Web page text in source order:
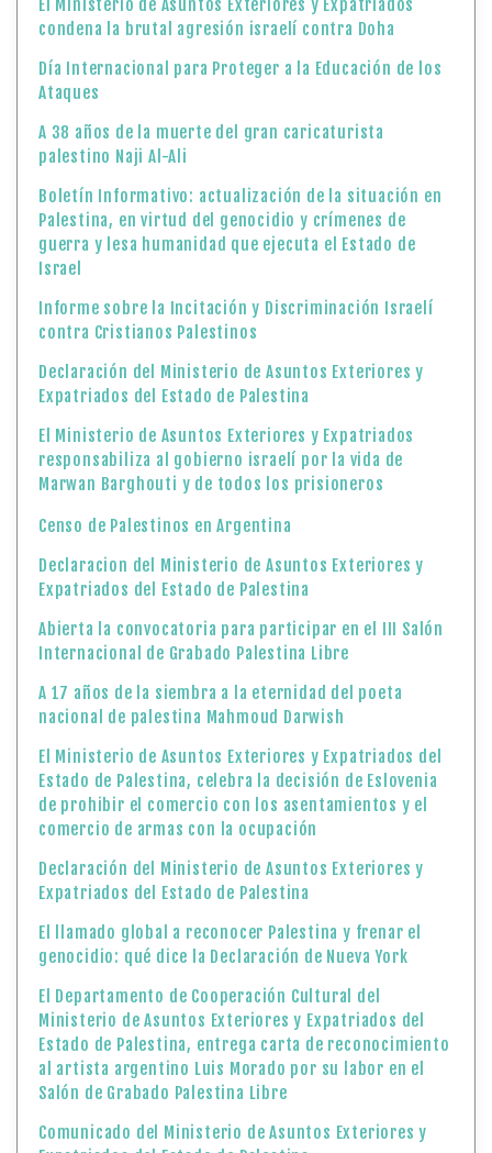
El Ministerio de Asuntos Exteriores y Expatriados
condena la brutal agresión israelí contra Doha
Día Internacional para Proteger a la Educación de los
Ataques
A 38 años de la muerte del gran caricaturista
palestino Naji Al-Ali
Boletín Informativo: actualización de la situación en
Palestina, en virtud del genocidio y crímenes de
guerra y lesa humanidad que ejecuta el Estado de
Israel
Informe sobre la Incitación y Discriminación Israelí
contra Cristianos Palestinos
Declaración del Ministerio de Asuntos Exteriores y
Expatriados del Estado de Palestina
El Ministerio de Asuntos Exteriores y Expatriados
responsabiliza al gobierno israelí por la vida de
Marwan Barghouti y de todos los prisioneros
Censo de Palestinos en Argentina
Declaracion del Ministerio de Asuntos Exteriores y
Expatriados del Estado de Palestina
Abierta la convocatoria para participar en el III Salón
Internacional de Grabado Palestina Libre
A 17 años de la siembra a la eternidad del poeta
nacional de palestina Mahmoud Darwish
El Ministerio de Asuntos Exteriores y Expatriados del
Estado de Palestina, celebra la decisión de Eslovenia
de prohibir el comercio con los asentamientos y el
comercio de armas con la ocupación
Declaración del Ministerio de Asuntos Exteriores y
Expatriados del Estado de Palestina
El llamado global a reconocer Palestina y frenar el
genocidio: qué dice la Declaración de Nueva York
El Departamento de Cooperación Cultural del
Ministerio de Asuntos Exteriores y Expatriados del
Estado de Palestina, entrega carta de reconocimiento
al artista argentino Luis Morado por su labor en el
Salón de Grabado Palestina Libre
Comunicado del Ministerio de Asuntos Exteriores y